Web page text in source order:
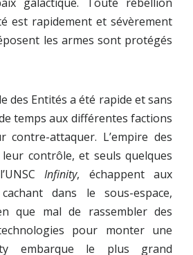
est rapidement et sévèrement
les armes sont protégés
des Entités a été rapide et sans
temps aux différentes factions
contre-attaquer. L’empire des
contrôle, et seuls quelques
Infinity, échappent aux
dans le sous-espace,
que mal de rassembler des
pour monter une
embarque le plus grand